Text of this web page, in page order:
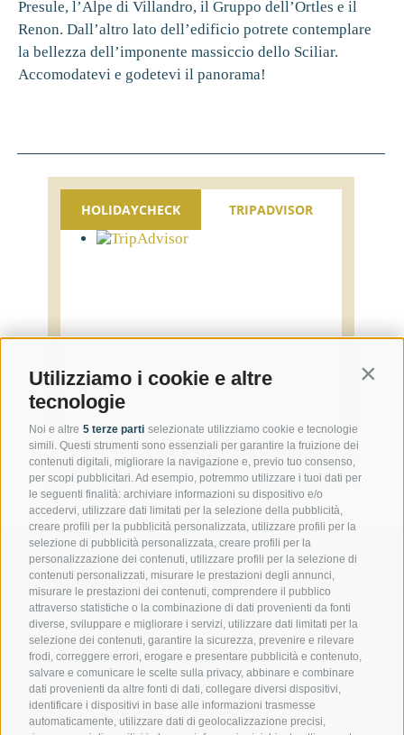
Utilizziamo i cookie e altre
tecnologie
Noi e altre 5 terze parti selezionate utilizziamo cookie e tecnologie
simili. Questi strumenti sono essenziali per garantire la fruizione dei
contenuti digitali, migliorare la navigazione e, previo tuo consenso,
per scopi pubblicitari. Ad esempio, potremmo utilizzare i tuoi dati per
le seguenti finalità: archiviare informazioni su dispositivo e/o
accedervi, utilizzare dati limitati per la selezione della pubblicità,
creare profili per la pubblicità personalizzata, utilizzare profili per la
selezione di pubblicità personalizzata, creare profili per la
personalizzazione dei contenuti, utilizzare profili per la selezione di
contenuti personalizzati, misurare le prestazioni degli annunci,
misurare le prestazioni dei contenuti, comprendere il pubblico
attraverso statistiche o la combinazione di dati provenienti da fonti
diverse, sviluppare e migliorare i servizi, utilizzare dati limitati per la
selezione dei contenuti, garantire la sicurezza, prevenire e rilevare
frodi, correggere errori, erogare e presentare pubblicità e contenuto,
salvare e comunicare le scelte sulla privacy, abbinare e combinare
dati provenienti da altre fonti di dati, collegare diversi dispositivi,
identificare i dispositivi in base alle informazioni trasmesse
automaticamente, utilizzare dati di geolocalizzazione precisi,
Presule, l’Alpe di Villandro, il Gruppo dell’Ortles e il
Renon. Dall’altro lato dell’edificio potrete contemplare
la bellezza dell’imponente massiccio dello Sciliar.
Accomodatevi e godetevi il panorama!
HOLIDAYCHECK TRIPADVISOR
Contattateci
Gasthof Kircher | Fam. Harder
Via Umes 10 | 39050 Fiè allo Sciliar (BZ) | Italia
Tel.+39 0471 725 151
Fax+39 0471 724 396